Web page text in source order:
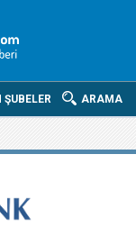
ARAMA
ŞUBELER